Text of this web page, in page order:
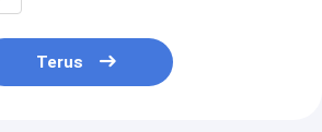
Terus